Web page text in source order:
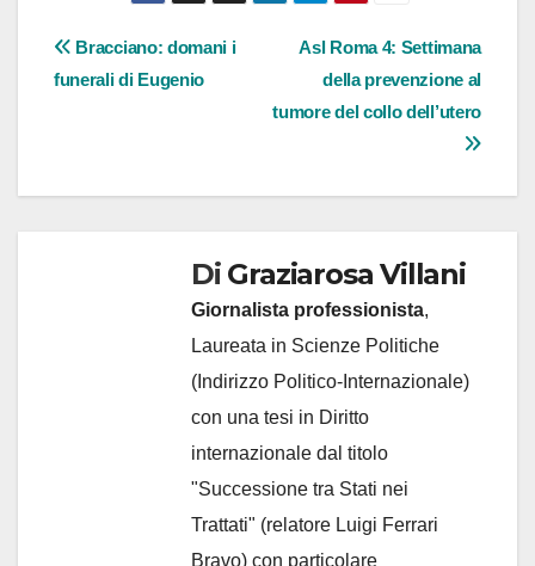
Navigazione
articoli
Asl Roma 4: Settimana
della prevenzione al
tumore del collo dell’utero
Bracciano: domani i
funerali di Eugenio
Di Graziarosa Villani
Giornalista professionista,
Laureata in Scienze Politiche
(Indirizzo Politico-Internazionale)
con una tesi in Diritto
internazionale dal titolo
"Successione tra Stati nei
Trattati" (relatore Luigi Ferrari
Bravo) con particolare